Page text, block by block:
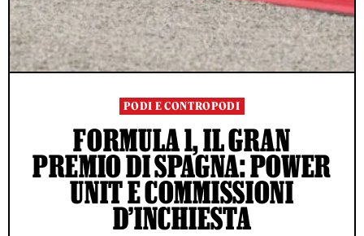
PODI E CONTROPODI
FORMULA 1, IL GRAN
PREMIO DI SPAGNA: POWER
UNIT E COMMISSIONI
D’INCHIESTA